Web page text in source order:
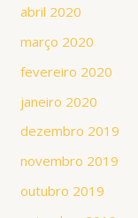
abril 2020
março 2020
fevereiro 2020
janeiro 2020
dezembro 2019
novembro 2019
outubro 2019